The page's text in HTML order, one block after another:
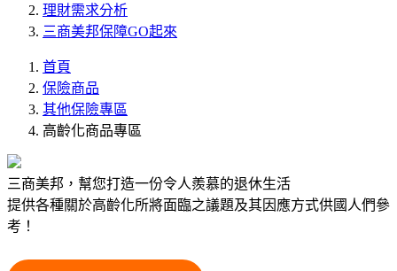
理財需求分析
三商美邦保障GO起來
首頁
保險商品
其他保險專區
高齡化商品專區
三商美邦，幫您打造一份令人羨慕的退休生活
提供各種關於高齡化所將面臨之議題及其因應方式供國人們參
考！